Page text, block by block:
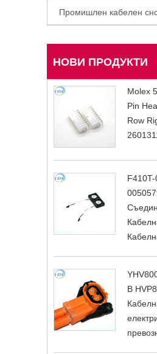
Промишлен кабелен
НОВИ ПРОДУКТИ
Molex
Pin
Row
B